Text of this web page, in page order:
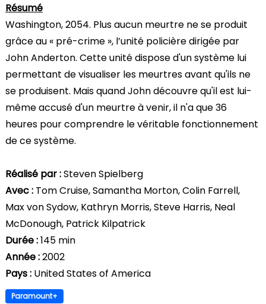
Résumé
Washington, 2054. Plus aucun meurtre ne se produit
grâce au « pré-crime », l’unité policière dirigée par
John Anderton. Cette unité dispose d'un système lui
permettant de visualiser les meurtres avant qu'ils ne
se produisent. Mais quand John découvre qu'il est lui-
même accusé d'un meurtre à venir, il n'a que 36
heures pour comprendre le véritable fonctionnement
de ce système.
Réalisé par :Steven Spielberg
Avec : Tom Cruise, Samantha Morton, Colin Farrell,
Max von Sydow, Kathryn Morris, Steve Harris, Neal
McDonough, Patrick Kilpatrick
Durée :145 min
Année :2002
Pays : United States of America
Paramount+